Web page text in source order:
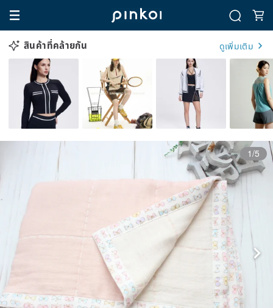
สินค้าที่คล้ายกัน ดูเพิ่มเติม
1/5